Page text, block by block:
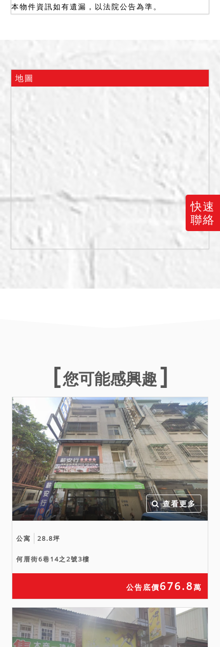
快速
聯絡
金，於扣除優先受償之土地
二、拍賣最低價額合計新台
幣：19,200,000元，以總價
三、抵押權及限制登記於拍
四、拍賣建物查封時1至4樓
均出租他人，租金及租期均
不明，拍定後不點交。另依
台中市政府消防局之函文，
拍賣建物於95年1月1日有火
災報案紀錄，案件類別細項
描述為火災誤（謊）報。另
五、拍賣土地使用分區為第
柱及牆壁之四樓鐵皮建物，
因存有違建之狀況，若經他
人或住戶檢舉，恐生拆除之
風險，請應買人注意。
本物件資訊如有遺漏，以法院公告為準。
地圖
您可能感興趣
查看更多
公寓 28.8坪
何厝街6巷14之2號3樓
公告底價676.8萬